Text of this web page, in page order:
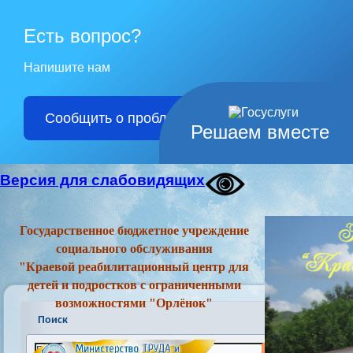
Решаем вместе
Есть вопрос?
Напишите нам
Сообщить о проблеме
Версия для слабовидящих
Государственное бюджетное учреждение
социального обслуживания
"Краевой реабилитационный центр для
детей и подростков с ограниченными
возможностями "Орлёнок"
Поиск